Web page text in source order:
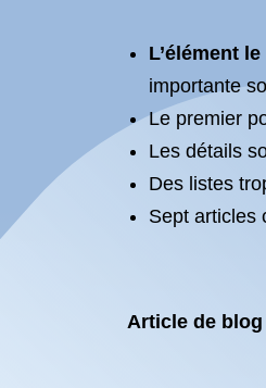
L’élément
importante
Le premier
Les détails
Des listes
Sept articles
Article de